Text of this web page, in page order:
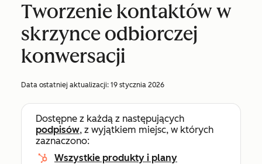
Tworzenie kontaktów w
skrzynce odbiorczej
konwersacji
Data ostatniej aktualizacji: 19 stycznia 2026
Dostępne z każdą z następujących
podpisów, z wyjątkiem miejsc, w których
zaznaczono:
Wszystkie produkty i plany